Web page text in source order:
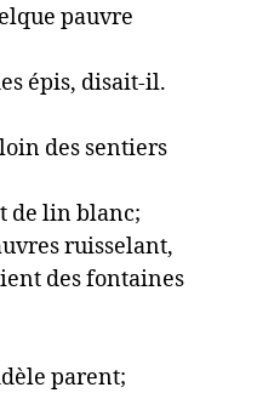
pauvre
épis, disait-il.
des sentiers
de lin blanc;
ruisselant,
des fontaines
parent;